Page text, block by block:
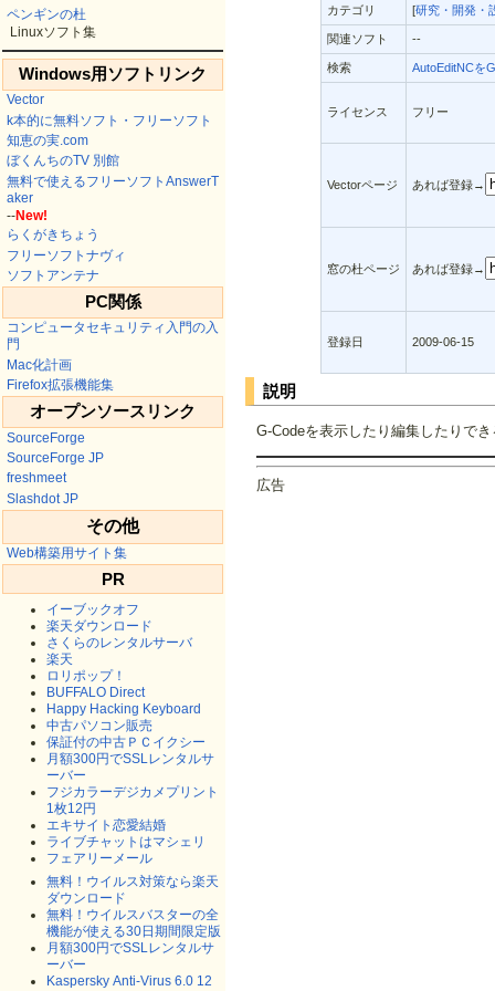
ペンギンの杜
Linuxソフト集
Windows用ソフトリンク
Vector
k本的に無料ソフト・フリーソフト
知恵の実.com
ぼくんちのTV 別館
無料で使えるフリーソフトAnswerT
aker
--New!
らくがきちょう
フリーソフトナヴィ
ソフトアンテナ
PC関係
コンピュータセキュリティ入門の入
門
Mac化計画
Firefox拡張機能集
オープンソースリンク
SourceForge
SourceForge JP
freshmeet
Slashdot JP
その他
Web構築用サイト集
PR
イーブックオフ
楽天ダウンロード
さくらのレンタルサーバ
楽天
ロリポップ！
BUFFALO Direct
Happy Hacking Keyboard
中古パソコン販売
保証付の中古ＰＣイクシー
月額300円でSSLレンタルサ
ーバー
フジカラーデジカメプリント
1枚12円
エキサイト恋愛結婚
ライブチャットはマシェリ
フェアリーメール
無料！ウイルス対策なら楽天
ダウンロード
無料！ウイルスバスターの全
機能が使える30日期間限定版
月額300円でSSLレンタルサ
ーバー
Kaspersky Anti-Virus 6.0 12
カテゴリ [研究・開発・
関連ソフト --
検索 AutoEditNCを
ライセンス フリー
Vectorページ あれば登録→
窓の杜ページ あれば登録→
登録日 2009-06-15
説明
G-Codeを表示したり編集したりでき
広告